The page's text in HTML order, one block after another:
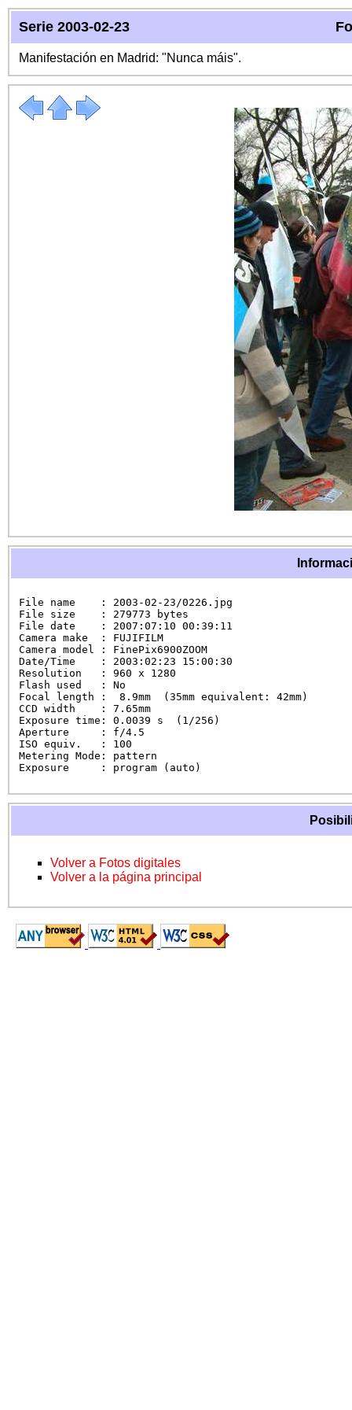
Serie 2003-02-23
Manifestación en Madrid: "Nunca máis".
File name    : 2003-02-23/0226.jpg
File size    : 279773 bytes
File date    : 2007:07:10 00:39:11
Camera make  : FUJIFILM
Camera model : FinePix6900ZOOM
Date/Time    : 2003:02:23 15:00:30
Resolution   : 960 x 1280
Flash used   : No
Focal length :  8.9mm  (35mm equivalent: 42mm)
CCD width    : 7.65mm
Exposure time: 0.0039 s  (1/256)
Aperture     : f/4.5
ISO equiv.   : 100
Metering Mode: pattern
Exposure     : program (auto)
Volver a Fotos digitales
Volver a la página principal